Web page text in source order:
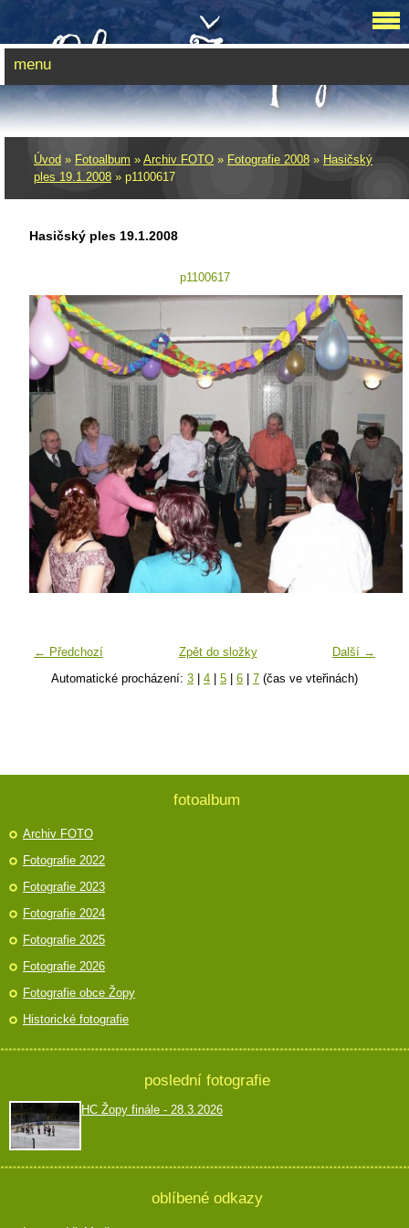
Úvod » Fotoalbum » Archiv FOTO » Fotografie 2008 » Hasičský
ples 19.1.2008 » p1100617
Hasičský ples 19.1.2008
p1100617
← Předchozí Další →
Zpět do složky
Automatické procházení: 3 | 4 | 5 | 6 | 7 (čas ve vteřinách)
menu
fotoalbum
Archiv FOTO
Fotografie 2022
Fotografie 2023
Fotografie 2024
Fotografie 2025
Fotografie 2026
Fotografie obce Žopy
Historické fotografie
poslední fotografie
HC Žopy finále - 28.3.2026
oblíbené odkazy